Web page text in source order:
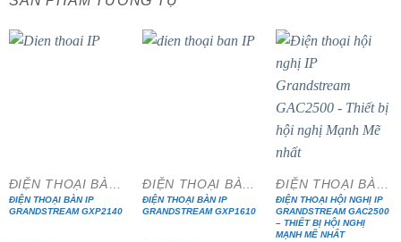
ĐIỆN THOẠI BÀN IP
ĐIỆN THOẠI BÀN IP
GRANDSTREAM GXP2140
ĐIỆN THOẠI BÀN IP
ĐIỆN THOẠI BÀN IP
GRANDSTREAM GXP1610
ĐIỆN THOẠI BÀN IP
ĐIỆN THOẠI HỘI NGHỊ IP
GRANDSTREAM GAC2500
– THIẾT BỊ HỘI NGHỊ
MẠNH MẼ NHẤT